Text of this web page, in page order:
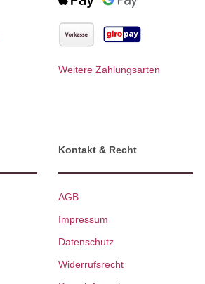
Weitere Zahlungsarten
Kontakt & Recht
AGB
Impressum
Datenschutz
Widerrufsrecht